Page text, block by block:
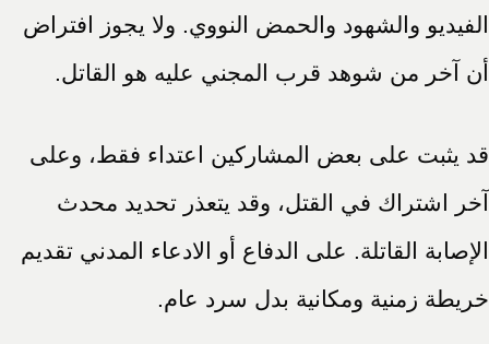
الفيديو والشهود والحمض النووي. ولا يجوز افتراض
أن آخر من شوهد قرب المجني عليه هو القاتل.
قد يثبت على بعض المشاركين اعتداء فقط، وعلى
آخر اشتراك في القتل، وقد يتعذر تحديد محدث
الإصابة القاتلة. على الدفاع أو الادعاء المدني تقديم
خريطة زمنية ومكانية بدل سرد عام.